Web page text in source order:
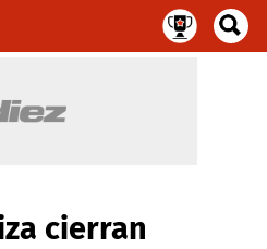
cierran